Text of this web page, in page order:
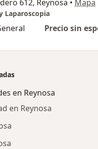
612, Reynosa • Mapa
Laparoscopia
Precio sin
en Reynosa
en Reynosa